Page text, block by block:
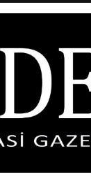
Hava Sineması
Mehmet
İşliyen